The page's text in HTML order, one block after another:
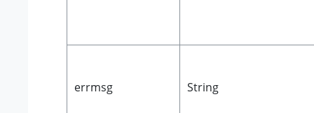
errmsg String